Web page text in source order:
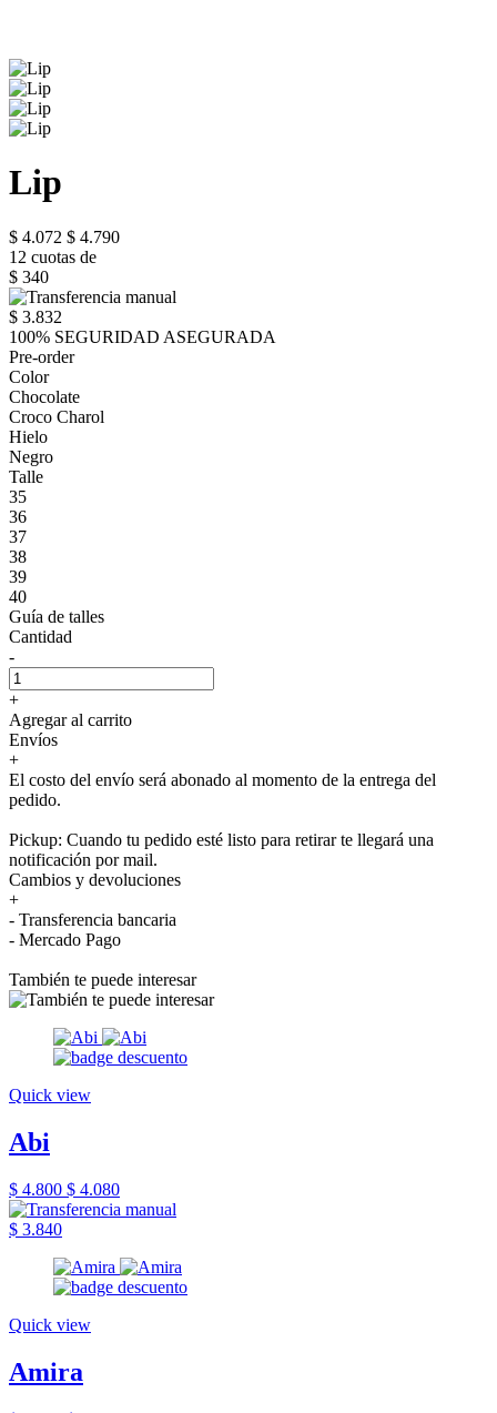
Lip
$ 4.072 $ 4.790
12 cuotas de
$ 340
$ 3.832
100% SEGURIDAD ASEGURADA
Pre-order
Color
Chocolate
Croco Charol
Hielo
Negro
Talle
35
36
37
38
39
40
Guía de talles
Cantidad
-
+
Agregar al carrito
Envíos
+
El costo del envío será abonado al momento de la entrega del
pedido.
Pickup: Cuando tu pedido esté listo para retirar te llegará una
notificación por mail.
Cambios y devoluciones
+
- Transferencia bancaria
- Mercado Pago
También te puede interesar
Quick view
Abi
$ 4.800 $ 4.080
$ 3.840
Quick view
Amira